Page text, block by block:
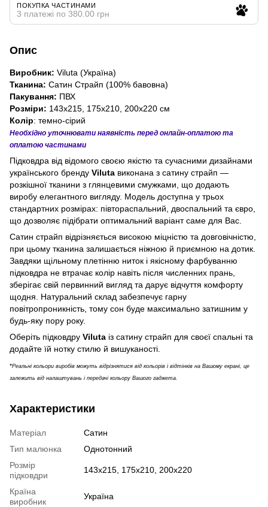
ПОКУПКА ЧАСТИНАМИ
3 платежі по 380.00 грн
Опис
Виробник: Viluta (Україна)
Тканина: Сатин Страйп (100% бавовна)
Пакування: ПВХ
Розміри: 143x215, 175x210, 200x220 см
Колір: темно-сірий
Необхідно уточнювати наявність перед онлайн-оплатою та
оплатою частинами
Підковдра від відомого своєю якістю та сучасними дизайнами
українського бренду Viluta виконана з сатину страйп —
розкішної тканини з глянцевими смужками, що додають
виробу елегантного вигляду. Модель доступна у трьох
стандартних розмірах: півтораспальний, двоспальний та євро,
що дозволяє підібрати оптимальний варіант саме для Вас.
Сатин страйп відрізняється високою міцністю та довговічністю,
при цьому тканина залишається ніжною й приємною на дотик.
Завдяки щільному плетінню ниток і якісному фарбуванню
підковдра не втрачає колір навіть після численних прань,
зберігає свій первинний вигляд та дарує відчуття комфорту
щодня. Натуральний склад забезпечує гарну
повітропроникність, тому сон буде максимально затишним у
будь-яку пору року.
Оберіть підковдру Viluta із сатину страйп для своєї спальні та
додайте їй нотку стилю й вишуканості.
*Реальні кольори виробів можуть відрізнятися від кольорів і відтінків на Вашому екрані, це
залежить від налаштувань і передачі кольору Вашого гаджета.
Характеристики
Матеріал
Сатин
Тип малюнка
Однотонний
Розмір
підковдри
143х215, 175х210, 200х220
Країна
виробник
Україна